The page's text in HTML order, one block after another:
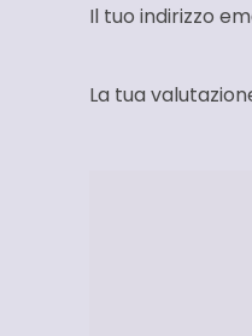
Il tuo indirizzo
La tua